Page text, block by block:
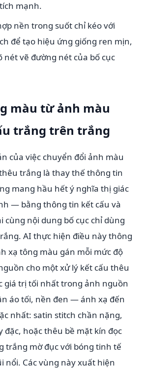
mạnh.
nền trong suốt chỉ kéo với
để tạo hiệu ứng giống ren mịn,
nét vẽ đường nét của bố cục
màu từ ảnh màu
trắng trên trắng
của việc chuyển đổi ảnh màu
trắng là thay thế thông tin
mang hầu hết ý nghĩa thị giác
— bằng thông tin kết cấu và
cùng nội dung bố cục chỉ dùng
AI thực hiện điều này thông
xạ tông màu gán mỗi mức độ
cho một xử lý kết cấu thêu
giá trị tối nhất trong ảnh nguồn
áo tối, nền đen — ánh xạ đến
nhất: satin stitch chần nặng,
đặc, hoặc thêu bề mặt kín đọc
trắng mờ đục với bóng tinh tế
nổi. Các vùng này xuất hiện